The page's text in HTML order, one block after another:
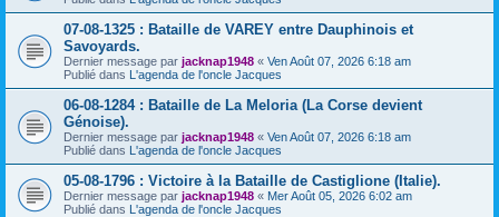
07-08-1325 : Bataille de VAREY entre Dauphinois et
Savoyards.
Dernier message par jacknap1948 « Ven Août 07, 2026 6:18 am
Publié dans L'agenda de l'oncle Jacques
06-08-1284 : Bataille de La Meloria (La Corse devient
Génoise).
Dernier message par jacknap1948 « Ven Août 07, 2026 6:18 am
Publié dans L'agenda de l'oncle Jacques
05-08-1796 : Victoire à la Bataille de Castiglione (Italie).
Dernier message par jacknap1948 « Mer Août 05, 2026 6:02 am
Publié dans L'agenda de l'oncle Jacques